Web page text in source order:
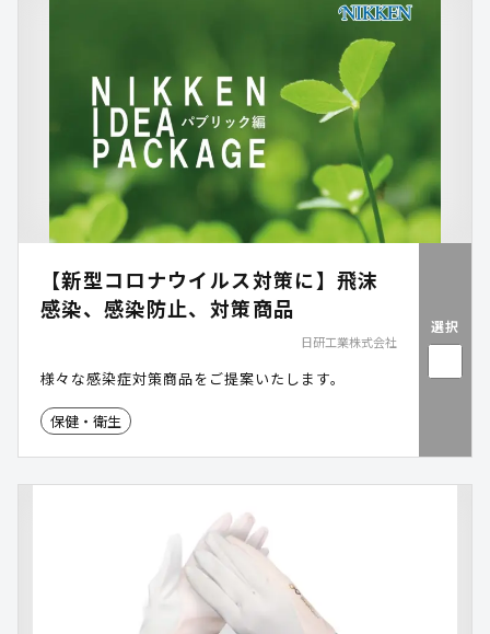
【新型コロナウイルス対策に】飛沫
感染、感染防止、対策商品
日研工業株式会社
様々な感染症対策商品をご提案いたします。
保健・衛生
選択